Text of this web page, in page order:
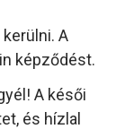
kerülni. A
képződést.
A késői
és hízlal